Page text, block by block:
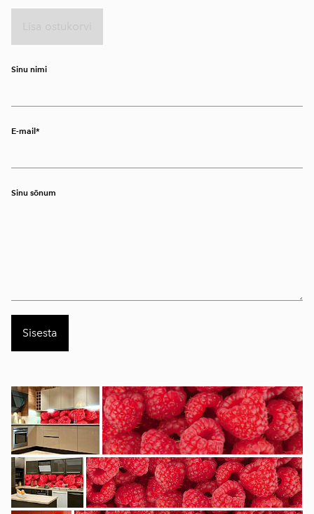
Sinu nimi
E-mail
Sinu sõnum